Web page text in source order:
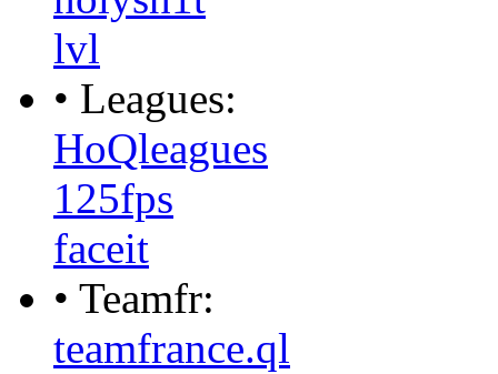
lvl
• Leagues:
HoQleagues
125fps
faceit
• Teamfr:
teamfrance.ql